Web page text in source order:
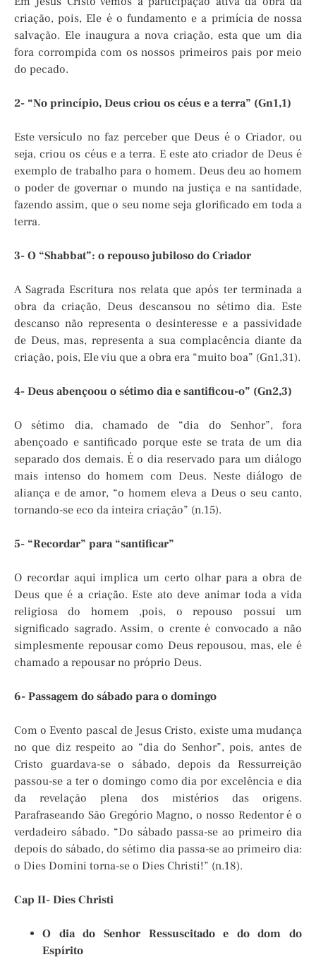
criação, pois, Ele é o fundamento e a primícia de nossa
salvação. Ele inaugura a nova criação, esta que um dia
fora corrompida com os nossos primeiros pais por meio
do pecado.
2- “No princípio, Deus criou os céus e a terra” (Gn1,1)
Este versículo no faz perceber que Deus é o Criador, ou
seja, criou os céus e a terra. E este ato criador de Deus é
exemplo de trabalho para o homem. Deus deu ao homem
o poder de governar o mundo na justiça e na santidade,
fazendo assim, que o seu nome seja glorificado em toda a
terra.
3- O “Shabbat”: o repouso jubiloso do Criador
A Sagrada Escritura nos relata que após ter terminada a
obra da criação, Deus descansou no sétimo dia. Este
descanso não representa o desinteresse e a passividade
de Deus, mas, representa a sua complacência diante da
criação, pois, Ele viu que a obra era “muito boa” (Gn1,31).
4- Deus abençoou o sétimo dia e santificou-o” (Gn2,3)
O sétimo dia, chamado de “dia do Senhor”, fora
abençoado e santificado porque este se trata de um dia
separado dos demais. É o dia reservado para um diálogo
mais intenso do homem com Deus. Neste diálogo de
aliança e de amor, “o homem eleva a Deus o seu canto,
tornando-se eco da inteira criação” (n.15).
5- “Recordar” para “santificar”
O recordar aqui implica um certo olhar para a obra de
Deus que é a criação. Este ato deve animar toda a vida
religiosa do homem ,pois, o repouso possui um
significado sagrado. Assim, o crente é convocado a não
simplesmente repousar como Deus repousou, mas, ele é
chamado a repousar no próprio Deus.
6- Passagem do sábado para o domingo
Com o Evento pascal de Jesus Cristo, existe uma mudança
no que diz respeito ao “dia do Senhor”, pois, antes de
Cristo guardava-se o sábado, depois da Ressurreição
passou-se a ter o domingo como dia por excelência e dia
da revelação plena dos mistérios das origens.
Parafraseando São Gregório Magno, o nosso Redentor é o
verdadeiro sábado. “Do sábado passa-se ao primeiro dia
depois do sábado, do sétimo dia passa-se ao primeiro dia:
o Dies Domini torna-se o Dies Christi!” (n.18).
Cap II- Dies Christi
O dia do Senhor Ressuscitado e do dom do
Espírito